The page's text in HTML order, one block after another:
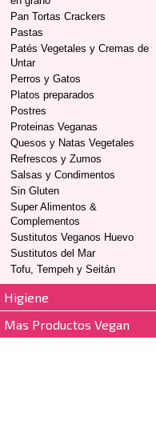
Pan Tortas Crackers
Pastas
Patés Vegetales y Cremas de
Untar
Perros y Gatos
Platos preparados
Postres
Proteinas Veganas
Quesos y Natas Vegetales
Refrescos y Zumos
Salsas y Condimentos
Sin Gluten
Super Alimentos &
Complementos
Sustitutos Veganos Huevo
Sustitutos del Mar
Tofu, Tempeh y Seitán
Higiene
Mas Productos Vegan